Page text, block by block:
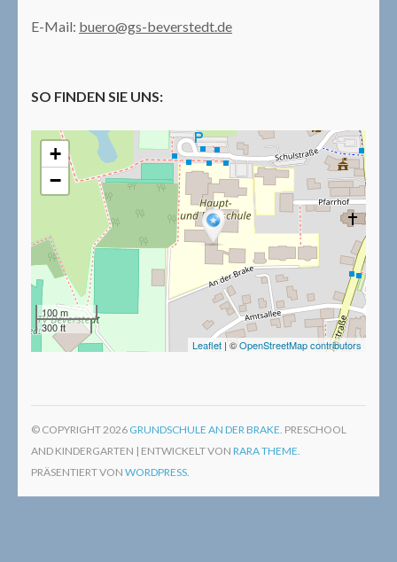
E-Mail: buero@gs-beverstedt.de
SO FINDEN SIE UNS:
+
−
100 m
300 ft
Leaflet | ©OpenStreetMap contributors
© COPYRIGHT 2026 GRUNDSCHULE AN DER BRAKE. PRESCHOOL
AND KINDERGARTEN | ENTWICKELT VON RARA THEME.
PRÄSENTIERT VON WORDPRESS.